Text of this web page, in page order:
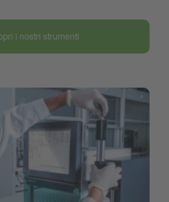
i nostri strumenti